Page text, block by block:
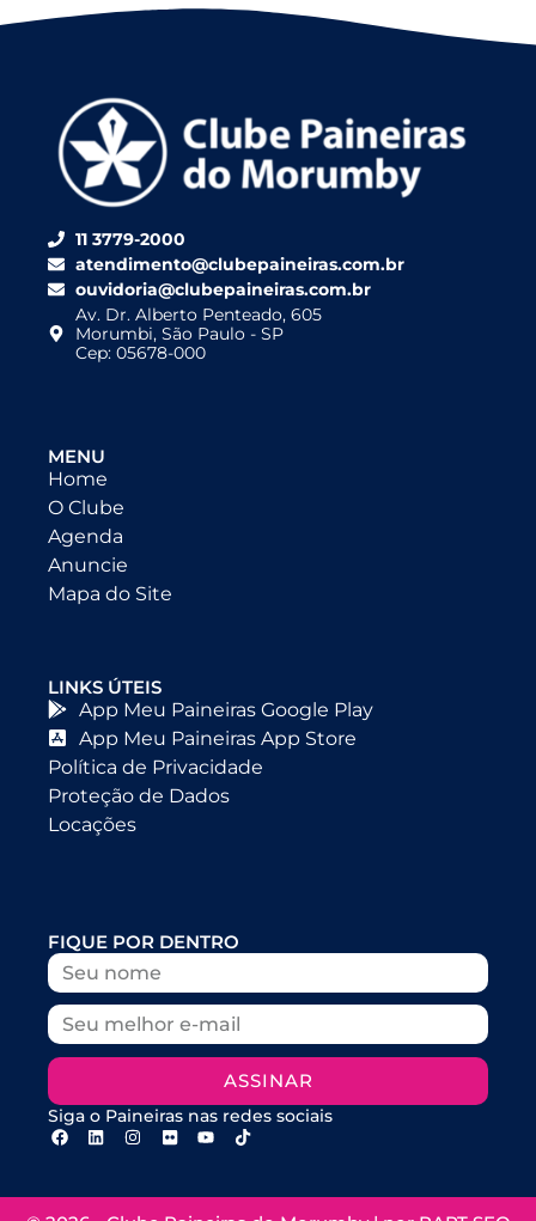
11 3779-2000
atendimento@clubepaineiras.com.br
ouvidoria@clubepaineiras.com.br
Av. Dr. Alberto Penteado, 605
Morumbi, São Paulo - SP
Cep: 05678-000
MENU
Home
O Clube
Agenda
Anuncie
Mapa do Site
LINKS ÚTEIS
App Meu Paineiras Google Play
App Meu Paineiras App Store
Política de Privacidade
Proteção de Dados
Locações
FIQUE POR DENTRO
ASSINAR
Siga o Paineiras nas redes sociais